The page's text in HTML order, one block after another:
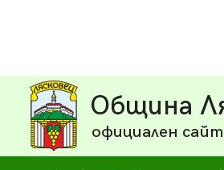
Община
официален сайт